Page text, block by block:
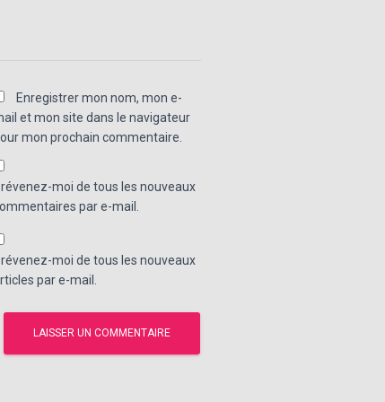
Enregistrer mon nom, mon e-
et mon site dans le navigateur
mon prochain commentaire.
moi de tous les nouveaux
par e-mail.
moi de tous les nouveaux
par e-mail.